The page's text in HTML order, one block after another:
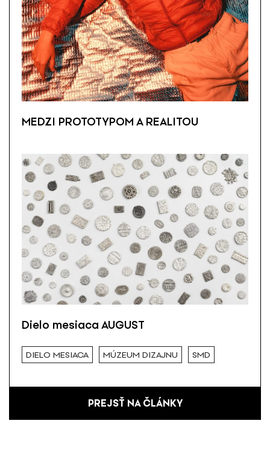
MEDZI PROTOTYPOM A REALITOU
Dielo mesiaca AUGUST
DIELO MESIACA MÚZEUM DIZAJNU SMD
PREJSŤ NA ČLÁNKY